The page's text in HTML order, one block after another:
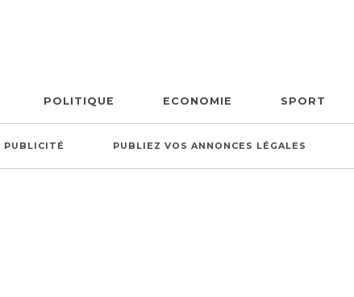
POLITIQUE ECONOMIE SPORT
PUBLICITÉ PUBLIEZ VOS ANNONCES LÉGALES